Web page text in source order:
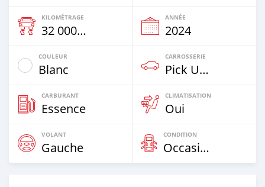
KILOMÉTRAGE
32 000 Km
ANNÉE
2024
COULEUR
Blanc
CARROSSERIE
Pick Up Truck
CARBURANT
Essence
CLIMATISATION
Oui
VOLANT
Gauche
CONDITION
Occasion